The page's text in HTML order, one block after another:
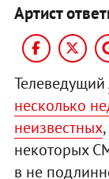
Артист
Телеведущий
несколько
неизвестных
некоторых
в не